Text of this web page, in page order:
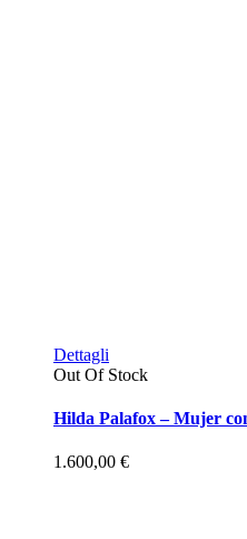
Dettagli
Out Of Stock
Hilda Palafox – Mujer
1.600,00 €